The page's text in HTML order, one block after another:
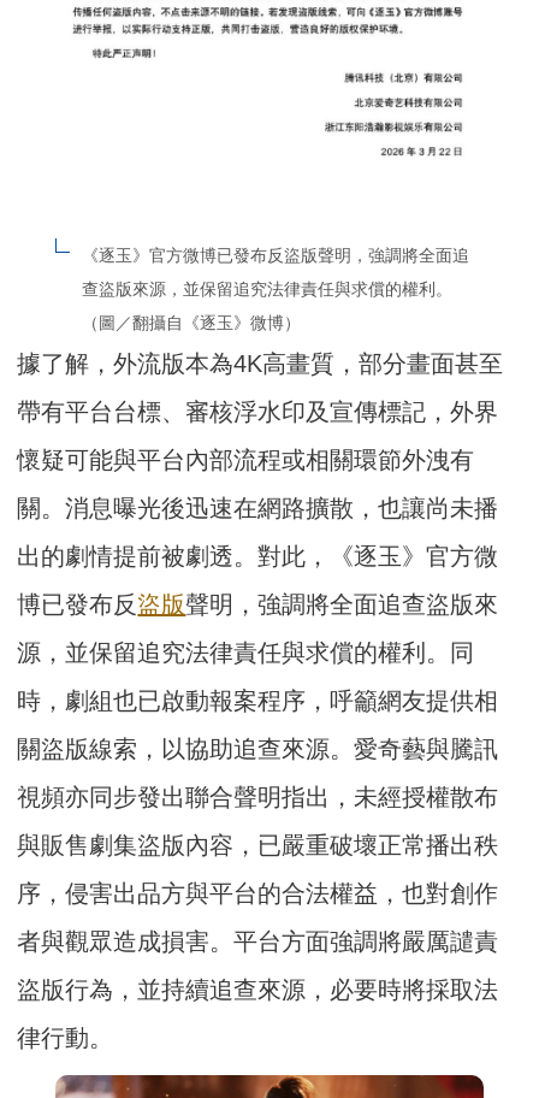
《逐玉》官方微博已發布反盜版聲明，強調將全面追
查盜版來源，並保留追究法律責任與求償的權利。
（圖／翻攝自《逐玉》微博）
據了解，外流版本為4K高畫質，部分畫面甚至
帶有平台台標、審核浮水印及宣傳標記，外界
懷疑可能與平台內部流程或相關環節外洩有
關。消息曝光後迅速在網路擴散，也讓尚未播
出的劇情提前被劇透。對此，《逐玉》官方微
博已發布反盜版聲明，強調將全面追查盜版來
源，並保留追究法律責任與求償的權利。同
時，劇組也已啟動報案程序，呼籲網友提供相
關盜版線索，以協助追查來源。愛奇藝與騰訊
視頻亦同步發出聯合聲明指出，未經授權散布
與販售劇集盜版內容，已嚴重破壞正常播出秩
序，侵害出品方與平台的合法權益，也對創作
者與觀眾造成損害。平台方面強調將嚴厲譴責
盜版行為，並持續追查來源，必要時將採取法
律行動。